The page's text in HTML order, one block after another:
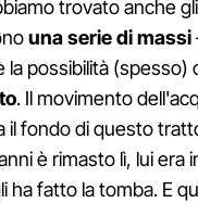
trovato anche
una serie di massi
la possibilità
. Il movimento
il fondo di questo
è rimasto lì, lui era
ha fatto la tomba. E